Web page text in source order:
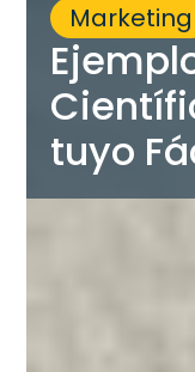
Marketing
tuyo